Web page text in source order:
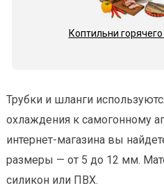
Коптильни
Трубки и шланги
охлаждения к самогонному
интернет-магазина вы
размеры — от 5 до 12 мм.
силикон или ПВХ.